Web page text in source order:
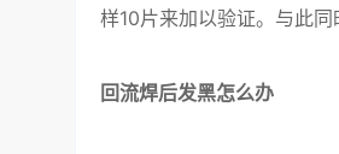
样10片来加以验证。与此
回流焊后发黑怎么办